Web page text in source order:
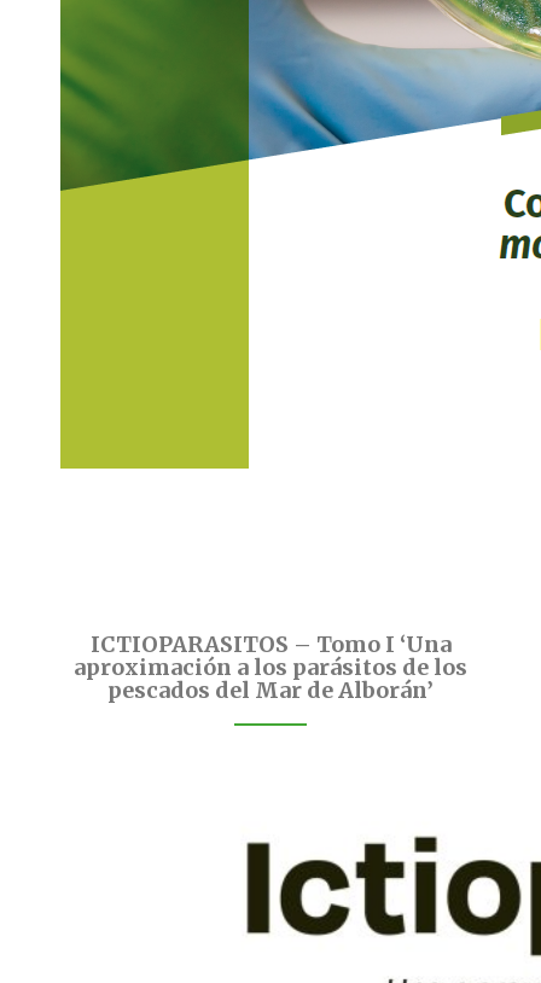
ICTIOPARASITOS – Tomo I ‘Una
aproximación a los parásitos de los
pescados del Mar de Alborán’